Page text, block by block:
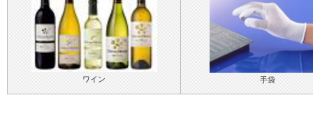
ワイン 手袋